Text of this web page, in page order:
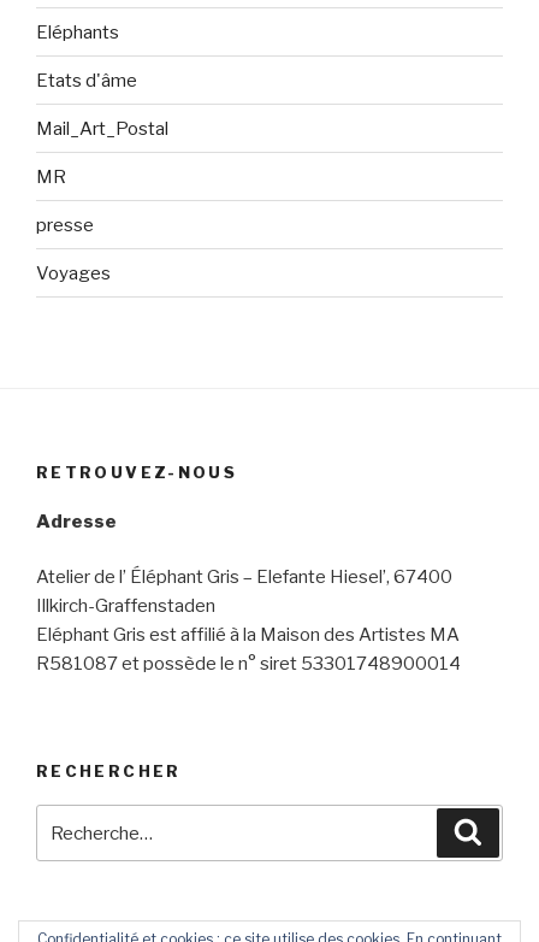
Eléphants
Etats d'âme
Mail_Art_Postal
MR
presse
Voyages
RETROUVEZ-NOUS
Adresse
Atelier de l’ Éléphant Gris – Elefante Hiesel’, 67400
Illkirch-Graffenstaden
Eléphant Gris est affilié à la Maison des Artistes MA
R581087 et possède le n° siret 53301748900014
RECHERCHER
pour